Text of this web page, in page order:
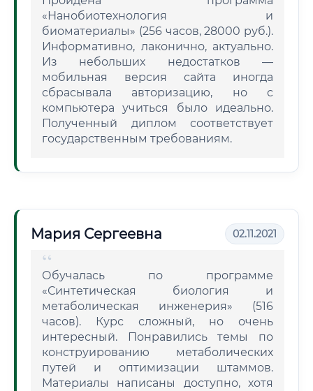
«Нанобиотехнология и
биоматериалы» (256 часов, 28000 руб.).
Информативно, лаконично, актуально.
Из небольших недостатков —
мобильная версия сайта иногда
сбрасывала авторизацию, но с
компьютера учиться было идеально.
Полученный диплом соответствует
государственным требованиям.
Мария Сергеевна 02.11.2021
Обучалась по программе
«Синтетическая биология и
метаболическая инженерия» (516
часов). Курс сложный, но очень
интересный. Понравились темы по
конструированию метаболических
путей и оптимизации штаммов.
Материалы написаны доступно, хотя